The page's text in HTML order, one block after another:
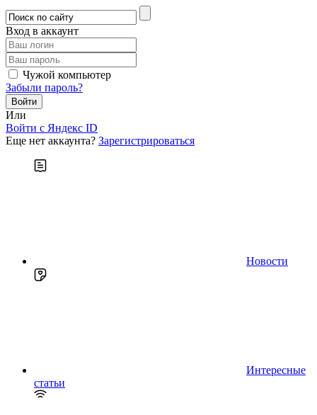
Вход в аккаунт
Чужой компьютер
Забыли пароль?
Или
Войти c Яндекс ID
Еще нет аккаунта? Зарегистрироваться
Новости
Интересные
статьи